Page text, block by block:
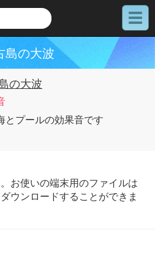
メ
ニ
島の大波
の大波
とプールの効果音です
お使いの端末用のファイルは
ウンロードすることができま